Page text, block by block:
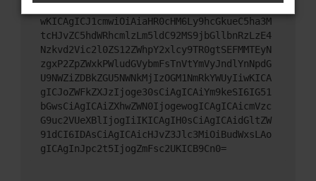
mNvbmZpZyI6IHsKICAgICJtZXRob2QiOiAiR0VUIi
wKICAgICJ1cmwiOiAiaHR0cHM6Ly9hcGkueC5ha3M
tcHJvZC5hdWRhcmlzLm5ldC92MS9jbGllbnRzLzE4
Nzkvd2Vic2l0ZS12ZWhpY2xlcy9TR0gtSEFMMTEyN
zgxP2ZpZWxkPWludGVybmFsTnVtYmVyJndlYnNpdG
U9NWZiZDBkZGU5NWNkMjIzOGM1NmRkYWUyIiwKICA
gICJoZWFkZXJzIjoge30sCiAgICAiYm9keSI6IG51
bGwsCiAgICAiZXhwZWN0IjogewogICAgICAicmVzc
G9uc2VUeXBlIjogIiIKICAgIH0sCiAgICAidGltZW
91dCI6IDAsCiAgICAicHJvZ3Jlc3MiOiBudWxsLAo
gICAgInJpc2t5IjogZmFsc2UKICB9Cn0=